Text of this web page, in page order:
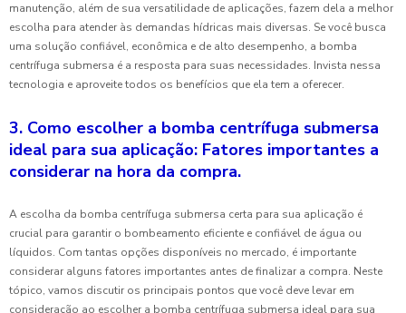
manutenção, além de sua versatilidade de aplicações, fazem dela a melhor
escolha para atender às demandas hídricas mais diversas. Se você busca
uma solução confiável, econômica e de alto desempenho, a bomba
centrífuga submersa é a resposta para suas necessidades. Invista nessa
tecnologia e aproveite todos os benefícios que ela tem a oferecer.
3. Como escolher a bomba centrífuga submersa
ideal para sua aplicação: Fatores importantes a
considerar na hora da compra.
A escolha da bomba centrífuga submersa certa para sua aplicação é
crucial para garantir o bombeamento eficiente e confiável de água ou
líquidos. Com tantas opções disponíveis no mercado, é importante
considerar alguns fatores importantes antes de finalizar a compra. Neste
tópico, vamos discutir os principais pontos que você deve levar em
consideração ao escolher a bomba centrífuga submersa ideal para sua